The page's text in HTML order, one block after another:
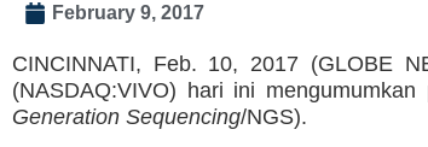
February 9, 2017
CINCINNATI, Feb. 10, 2017 (GLOBE
(NASDAQ:VIVO) hari ini
Generation Sequencing/NGS).